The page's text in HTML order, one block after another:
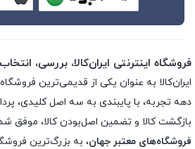
فروشگاه اینترنتی ایران‌کالا، بررسی،
ایران‌کالا به عنوان یکی از قدیمی‌ترین
بازگشت کالا و تضمین اصل‌بودن کالا، موفق
فروشگاه‌های معتبر جهان، به بزرگ‌ترین